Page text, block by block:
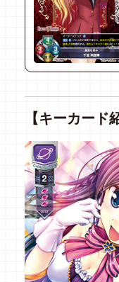
【キーカード